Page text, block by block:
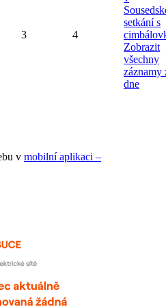
3 4
setkání s
Zobrazit
všechny
záznamy
dne
v mobilní aplikaci –